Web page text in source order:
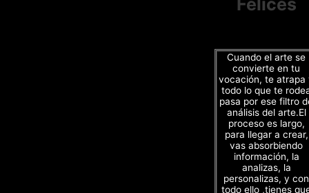
Cuando el arte se
convierte en tu
vocación, te atrapa
todo lo que te
pasa por ese filtro
análisis del arte.El
proceso es largo,
para llegar a crear,
vas absorbiendo
información, la
analizas, la
personalizas, y con
todo ello ,tienes